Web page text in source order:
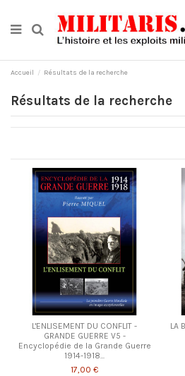
Accueil Résultats de la recherche
Résultats de la recherche
L'ENLISEMENT DU CONFLIT -
GRANDE GUERRE V5 -
Encyclopédie de la Grande Guerre
1914-1918...
17,00 €
LA